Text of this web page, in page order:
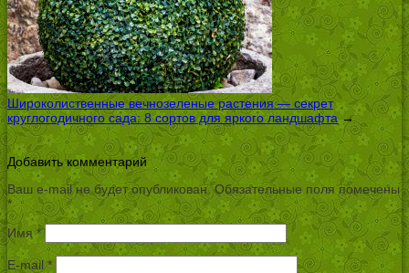
Широколиственные вечнозеленые растения — секрет
круглогодичного сада: 8 сортов для яркого ландшафта→
Добавить комментарий
Ваш e-mail не будет опубликован.Обязательные поля помечены
*
Имя*
E-mail*